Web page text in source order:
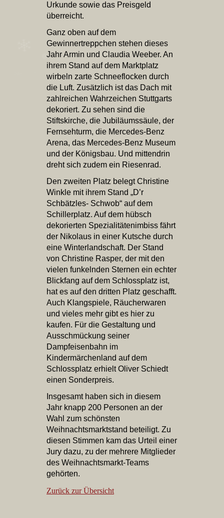
Urkunde sowie das Preisgeld
überreicht.
Ganz oben auf dem
Gewinnertreppchen stehen dieses
Jahr Armin und Claudia Weeber. An
ihrem Stand auf dem Marktplatz
wirbeln zarte Schneeflocken durch
die Luft. Zusätzlich ist das Dach mit
zahlreichen Wahrzeichen Stuttgarts
dekoriert. Zu sehen sind die
Stiftskirche, die Jubiläumssäule, der
Fernsehturm, die Mercedes-Benz
Arena, das Mercedes-Benz Museum
und der Königsbau. Und mittendrin
dreht sich zudem ein Riesenrad.
Den zweiten Platz belegt Christine
Winkle mit ihrem Stand „D’r
Schbätzles- Schwob“ auf dem
Schillerplatz. Auf dem hübsch
dekorierten Spezialitätenimbiss fährt
der Nikolaus in einer Kutsche durch
eine Winterlandschaft. Der Stand
von Christine Rasper, der mit den
vielen funkelnden Sternen ein echter
Blickfang auf dem Schlossplatz ist,
hat es auf den dritten Platz geschafft.
Auch Klangspiele, Räucherwaren
und vieles mehr gibt es hier zu
kaufen. Für die Gestaltung und
Ausschmückung seiner
Dampfeisenbahn im
Kindermärchenland auf dem
Schlossplatz erhielt Oliver Schiedt
einen Sonderpreis.
Insgesamt haben sich in diesem
Jahr knapp 200 Personen an der
Wahl zum schönsten
Weihnachtsmarktstand beteiligt. Zu
diesen Stimmen kam das Urteil einer
Jury dazu, zu der mehrere Mitglieder
des Weihnachtsmarkt-Teams
gehörten.
Zurück zur Übersicht